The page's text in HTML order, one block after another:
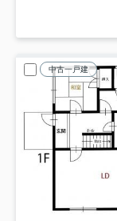
中古一戸建